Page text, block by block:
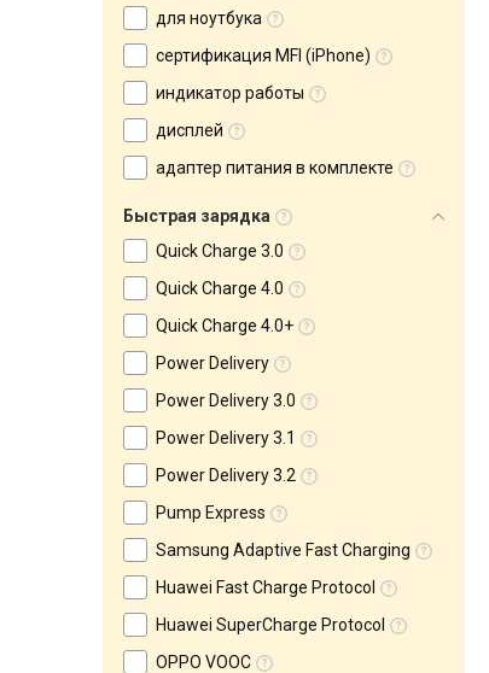
для ноутбука
сертификация MFI (iPhone)
индикатор работы
дисплей
адаптер питания в комплекте
Быстрая зарядка
Quick Charge 3.0
Quick Charge 4.0
Quick Charge 4.0+
Power Delivery
Power Delivery 3.0
Power Delivery 3.1
Power Delivery 3.2
Pump Express
Samsung Adaptive Fast Charging
Huawei Fast Charge Protocol
Huawei SuperCharge Protocol
OPPO VOOC